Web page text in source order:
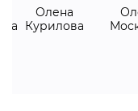
Олена
Курилова